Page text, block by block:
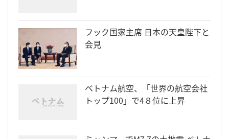
フック国家主席 日本の天皇陛下と
会見
ベトナム航空、「世界の航空会社
トップ100」で4８位に上昇